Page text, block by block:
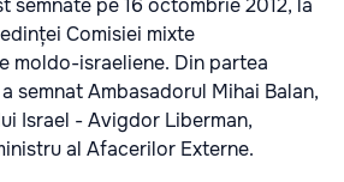
semnate pe 16 octombrie 2012, la
Comisiei mixte
moldo-israeliene. Din partea
semnat Ambasadorul Mihai Balan,
Israel - Avigdor Liberman,
al Afacerilor Externe.